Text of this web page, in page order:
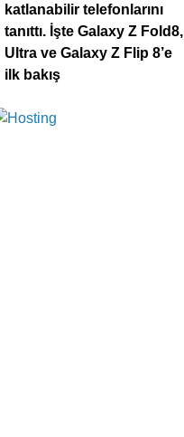
katlanabilir telefonlarını
tanıttı. İşte Galaxy Z Fold8,
Ultra ve Galaxy Z Flip 8’e
ilk bakış